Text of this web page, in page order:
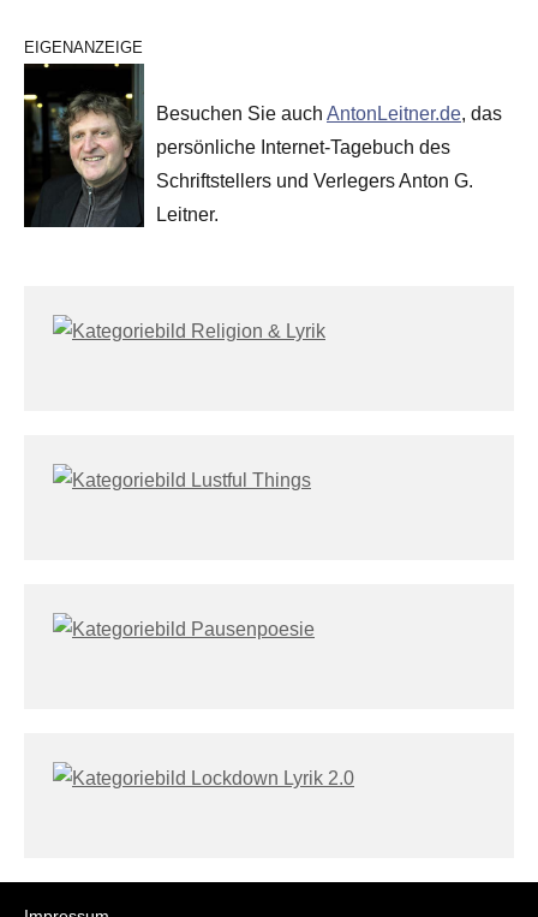
EIGENANZEIGE
Besuchen Sie auch AntonLeitner.de, das
persönliche Internet-Tagebuch des
Schriftstellers und Verlegers Anton G.
Leitner.